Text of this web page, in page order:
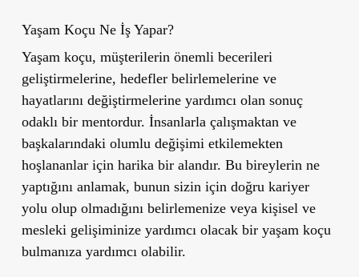
Yaşam Koçu Ne İş Yapar?
Yaşam koçu, müşterilerin önemli becerileri
geliştirmelerine, hedefler belirlemelerine ve
hayatlarını değiştirmelerine yardımcı olan sonuç
odaklı bir mentordur. İnsanlarla çalışmaktan ve
başkalarındaki olumlu değişimi etkilemekten
hoşlananlar için harika bir alandır. Bu bireylerin ne
yaptığını anlamak, bunun sizin için doğru kariyer
yolu olup olmadığını belirlemenize veya kişisel ve
mesleki gelişiminize yardımcı olacak bir yaşam koçu
bulmanıza yardımcı olabilir.